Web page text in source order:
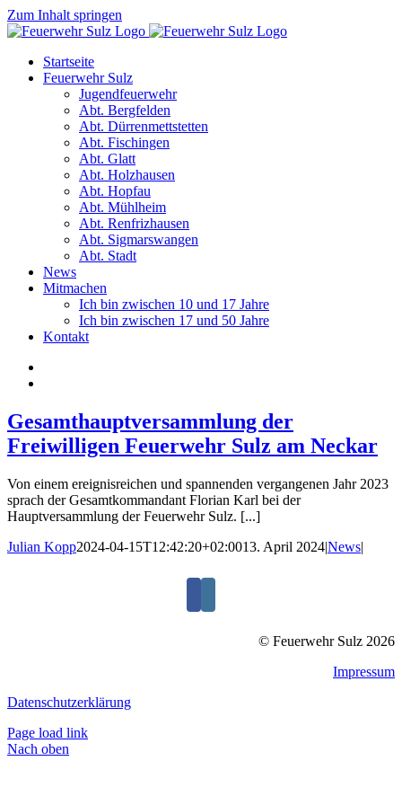
Zum Inhalt springen
Startseite
Feuerwehr Sulz
Jugendfeuerwehr
Abt. Bergfelden
Abt. Dürrenmettstetten
Abt. Fischingen
Abt. Glatt
Abt. Holzhausen
Abt. Hopfau
Abt. Mühlheim
Abt. Renfrizhausen
Abt. Sigmarswangen
Abt. Stadt
News
Mitmachen
Ich bin zwischen 10 und 17 Jahre
Ich bin zwischen 17 und 50 Jahre
Kontakt
Gesamthauptversammlung der
Freiwilligen Feuerwehr Sulz am Neckar
Von einem ereignisreichen und spannenden vergangenen Jahr 2023
sprach der Gesamtkommandant Florian Karl bei der
Hauptversammlung der Feuerwehr Sulz. [...]
Julian Kopp2024-04-15T12:42:20+02:0013. April 2024|News|
© Feuerwehr Sulz 2026
Impressum
Datenschutzerklärung
Page load link
Nach oben